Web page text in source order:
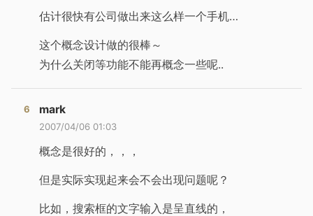
估计很快有公司做出来这么样一个手机…
这个概念设计做的很棒～
为什么关闭等功能不能再概念一些呢..
mark
2007/04/06 01:03
概念是很好的，，，
但是实际实现起来会不会出现问题呢？
比如，搜索框的文字输入是呈直线的，